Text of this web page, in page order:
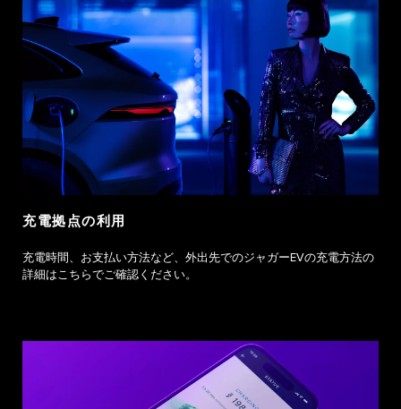
充電拠点の利用
充電時間、お支払い方法など、外出先でのジャガーEVの充電方法の
詳細はこちらでご確認ください。